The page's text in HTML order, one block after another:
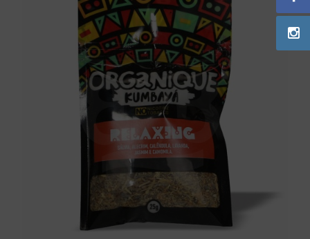
Filtros para Cachimbo
Suportes Bertoldi para Cachimbos
Piteiras para Cigarro
Limpadores para Cachimbo
Bolsas para Cachimbo
Cortadores de Charuto